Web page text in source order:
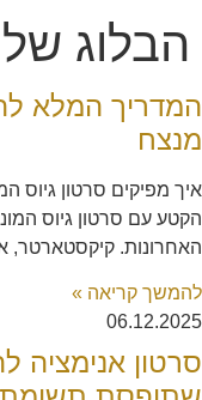
הבלוג
המדריך המלא
מנצח
איך מפיקים סרטון גיוס
הקטע עם סרטון גיוס
האחרונות. קיקסטארטר,
להמשך קריאה »
06.12.2025
סרטון אנימציה